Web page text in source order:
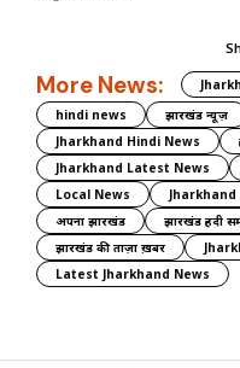
More News:
hindi news
झारखंड न्यूज़
Jharkhand Hindi News
Jharkhand Latest News
Local News
अपना झारखंड
झारखंड हिंदी
झारखंड की ताज़ा ख़बर
Latest Jharkhand News